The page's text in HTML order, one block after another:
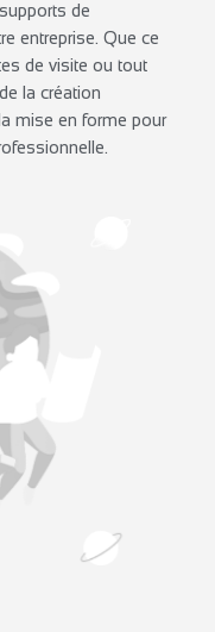
de
entreprise. Que ce
de visite ou tout
la création
mise en forme pour